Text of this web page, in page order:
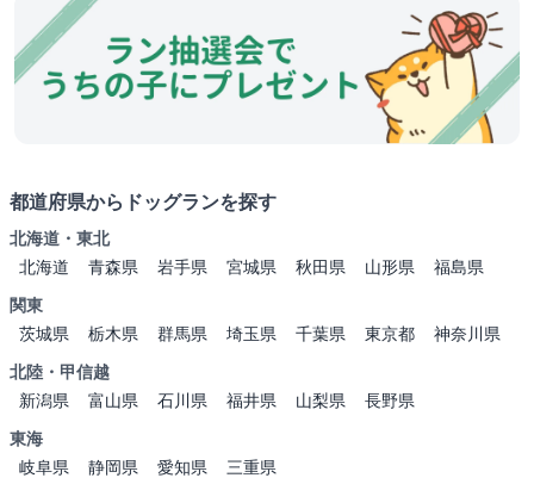
都道府県からドッグランを探す
北海道・東北
北海道
青森県 岩手県 宮城県 秋田県 山形県
福島県
関東
茨城県
栃木県 群馬県 埼玉県 千葉県 東京都
神奈川県
北陸・甲信越
新潟県
富山県 石川県 福井県 山梨県
長野県
東海
岐阜県
静岡県 愛知県
三重県